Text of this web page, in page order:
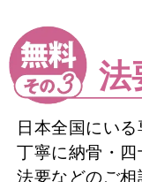
法
日本全国にい
丁寧に納骨・
法要などのご